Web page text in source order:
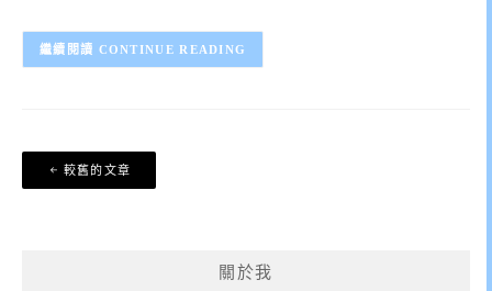
CONTINUE READING
文
章
較舊的文章
關於我